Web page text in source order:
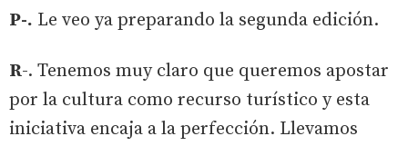
P-. Le veo ya preparando la segunda edición.
R-. Tenemos muy claro que queremos apostar
por la cultura como recurso turístico y esta
iniciativa encaja a la perfección. Llevamos